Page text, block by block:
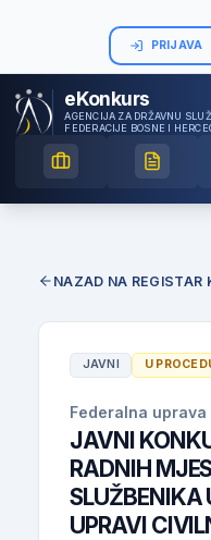
PRIJAVA
eKonkurs
AGENCIJA ZA DRŽAVNU
FEDERACIJE BOSNE I
NAZAD NA REGISTAR
JAVNI U
Federalna
JAVNI
RADNIH
SLUŽBENIKA
UPRAVI